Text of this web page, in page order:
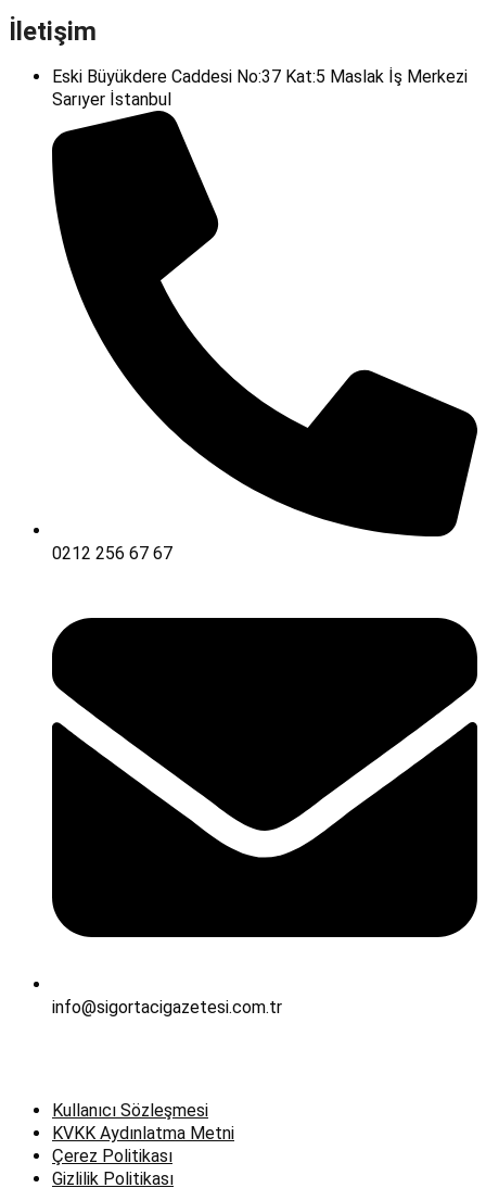
İletişim
Eski Büyükdere Caddesi No:37 Kat:5 Maslak İş Merkezi
Sarıyer İstanbul
0212 256 67 67
info@sigortacigazetesi.com.tr
Kullanıcı Sözleşmesi
KVKK Aydınlatma Metni
Çerez Politikası
Gizlilik Politikası